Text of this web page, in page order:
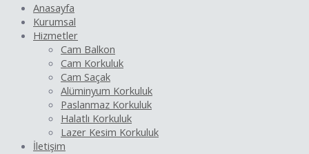
Anasayfa
Kurumsal
Hizmetler
Cam Balkon
Cam Korkuluk
Cam Saçak
Alüminyum Korkuluk
Paslanmaz Korkuluk
Halatlı Korkuluk
Lazer Kesim Korkuluk
İletişim